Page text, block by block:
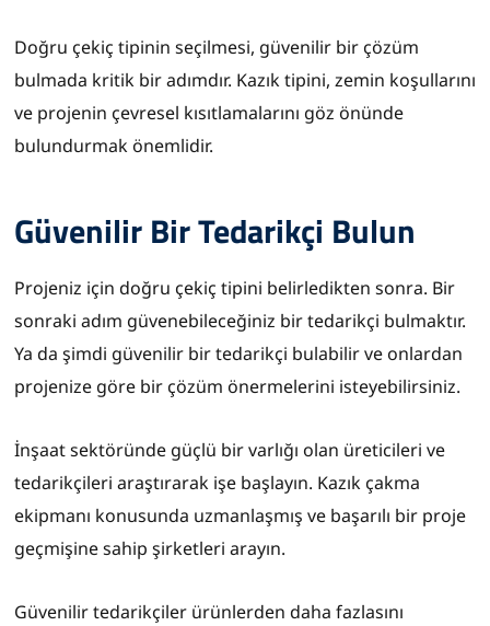
Doğru çekiç tipinin seçilmesi, güvenilir bir çözüm
bulmada kritik bir adımdır. Kazık tipini, zemin koşullarını
ve projenin çevresel kısıtlamalarını göz önünde
bulundurmak önemlidir.
Güvenilir Bir Tedarikçi Bulun
Projeniz için doğru çekiç tipini belirledikten sonra. Bir
sonraki adım güvenebileceğiniz bir tedarikçi bulmaktır.
Ya da şimdi güvenilir bir tedarikçi bulabilir ve onlardan
projenize göre bir çözüm önermelerini isteyebilirsiniz.
İnşaat sektöründe güçlü bir varlığı olan üreticileri ve
tedarikçileri araştırarak işe başlayın. Kazık çakma
ekipmanı konusunda uzmanlaşmış ve başarılı bir proje
geçmişine sahip şirketleri arayın.
Güvenilir tedarikçiler ürünlerden daha fazlasını